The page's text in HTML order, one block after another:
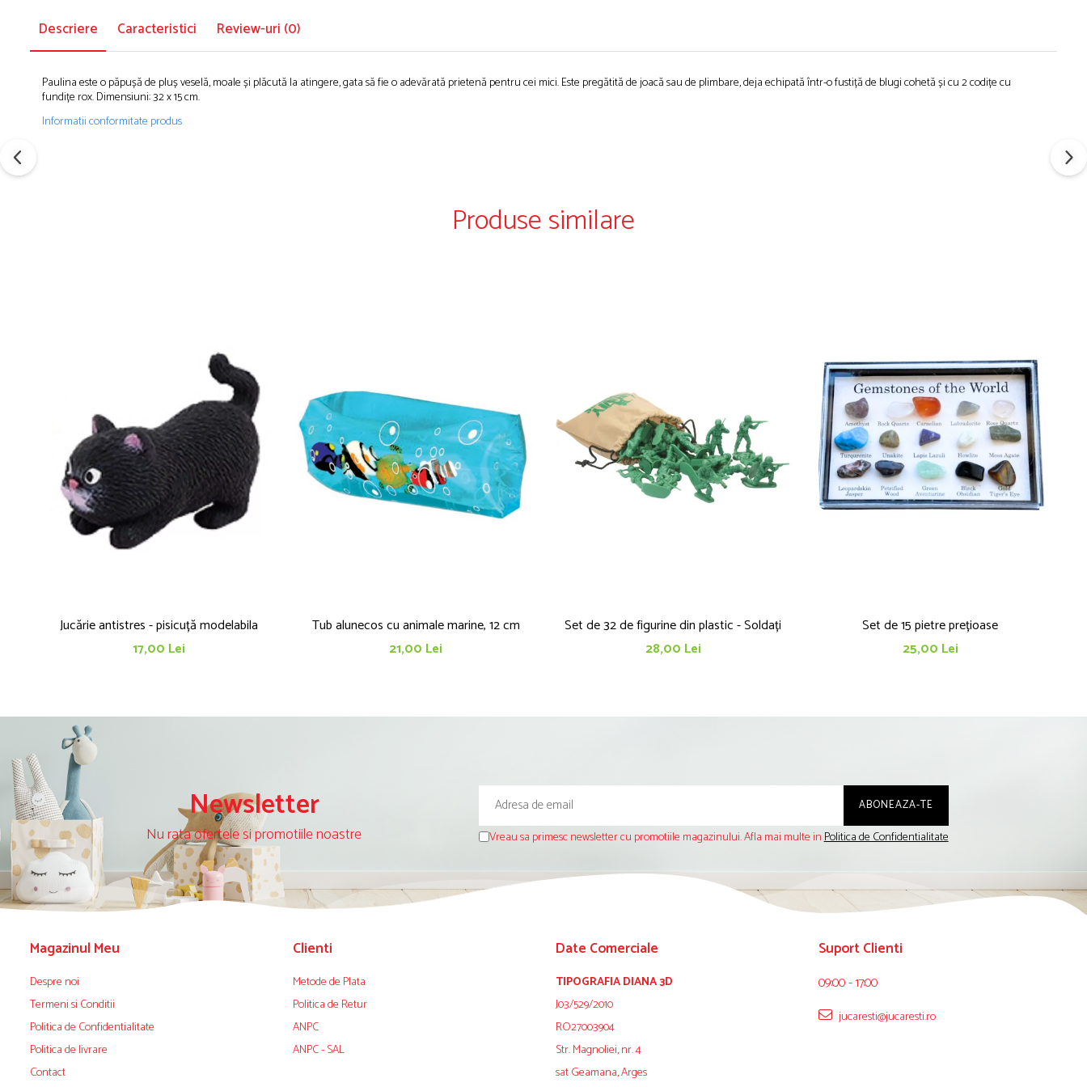
Descriere Caracteristici Review-uri (0)
Paulina este o păpușă de pluș veselă, moale și plăcută la atingere, gata să fie o adevărată prietenă pentru cei mici. Este pregătită de joacă sau de plimbare, deja echipată într-o fustiță de blugi cohetă și cu 2 codițe cu
fundițe rox. Dimensiuni: 32 x 15 cm.
Informatii conformitate produs
Produse similare
Jucărie antistres - pisicuță modelabila
17,00 Lei
Tub alunecos cu animale marine, 12 cm
21,00 Lei
Set de 32 de figurine din plastic - Soldați
28,00 Lei
Set de 15 pietre prețioase
25,00 Lei
Newsletter
Nu rata ofertele si promotiile noastre Vreau sa primesc newsletter cu promotiile magazinului. Afla mai multe inPolitica de Confidentialitate
Magazinul Meu
Despre noi
Termeni si Conditii
Politica de Confidentialitate
Politica de livrare
Contact
Clienti
Metode de Plata
Politica de Retur
ANPC
ANPC - SAL
Date Comerciale
TIPOGRAFIA DIANA 3D
J03/529/2010
RO27003904
Str. Magnoliei, nr. 4
sat Geamana, Arges
Suport Clienti
09:00 - 17:00
jucaresti@jucaresti.ro